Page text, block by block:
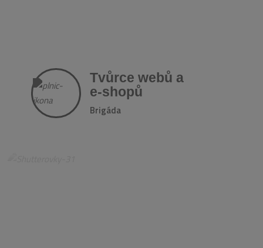
Tvůrce webů a
e-shopů
Brigáda